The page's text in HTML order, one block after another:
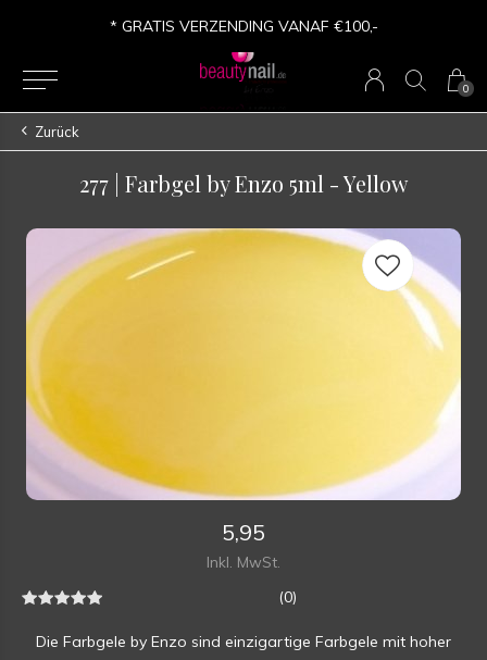
0
* GRATIS VERZENDING VANAF €100,-
Zurück
277 | Farbgel by Enzo 5ml - Yellow
5,95
Inkl. MwSt.
(0)
Die Farbgele by Enzo sind einzigartige Farbgele mit hoher